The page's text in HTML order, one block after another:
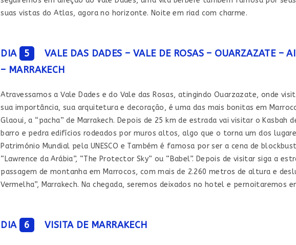
suas vistas do Atlas, agora no horizonte. Noite em riad com charme.
DIA 5
VALE DAS DADES – VALE DE ROSAS – OUARZAZATE –
– MARRAKECH
Atravessamos a Vale Dades e do Vale das Rosas, atingindo Ouarzazate, onde
sua importância, sua arquitetura e decoração, é uma das mais bonitas em
Glaoui, a “pacha” de Marrakech. Depois de 25 km de estrada vai visitar o Kasbah
barro e pedra edifícios rodeados por muros altos, algo que o torna um dos
Património Mundial pela UNESCO e Também é famosa por ser a cena de
“Lawrence da Arábia”, “The Protector Sky” ou “Babel”. Depois de visitar siga a
passagem de montanha em Marrocos, com mais de 2.260 metros de altura e
Vermelha”, Marrakech. Na chegada, seremos deixados no hotel e pernoitaremos
DIA 6 VISITA DE MARRAKECH